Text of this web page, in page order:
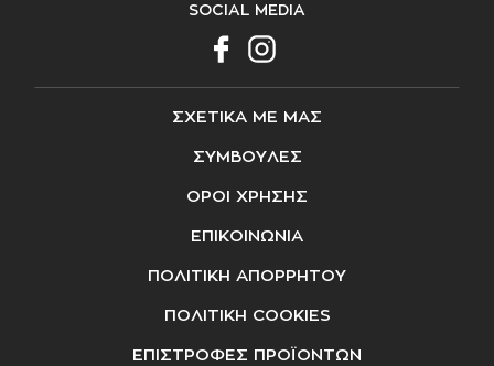
SOCIAL MEDIA
ΣΧΕΤΙΚΑ ΜΕ ΜΑΣ
ΣΥΜΒΟΥΛΕΣ
ΟΡΟΙ ΧΡΗΣΗΣ
ΕΠΙΚΟΙΝΩΝΙΑ
ΠΟΛΙΤΙΚΗ ΑΠΟΡΡΗΤΟΥ
ΠΟΛΙΤΙΚΗ COOKIES
ΕΠΙΣΤΡΟΦΕΣ ΠΡΟΪΟΝΤΩΝ